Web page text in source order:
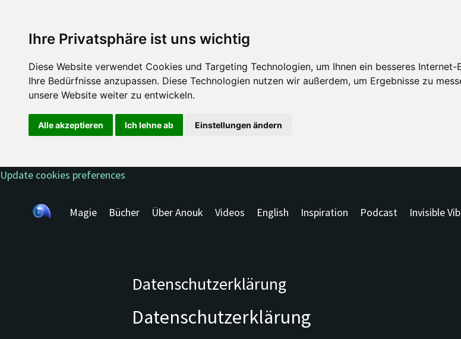
Ihre Privatsphäre ist uns wichtig
Diese Website verwendet Cookies und Targeting Technologien, um Ihnen ein besseres
Ihre Bedürfnisse anzupassen. Diese Technologien nutzen wir außerdem, um Ergebnisse zu
unsere Website weiter zu entwickeln.
Alle akzeptieren Ich lehne ab Einstellungen ändern
Update cookies preferences
Magie Bücher Über Anouk Videos English Inspiration Podcast Invisible
Datenschutzerklärung
Datenschutzerklärung